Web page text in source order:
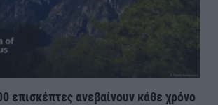
επισκέπτες ανεβαίνουν κάθε χρόνο